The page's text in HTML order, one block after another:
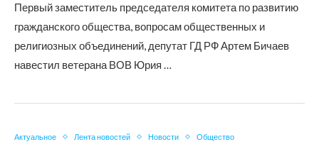
Первый заместитель председателя комитета по развитию
гражданского общества, вопросам общественных и
религиозных объединений, депутат ГД РФ Артем Бичаев
навестил ветерана ВОВ Юрия …
Актуальное Лента новостей Новости Общество